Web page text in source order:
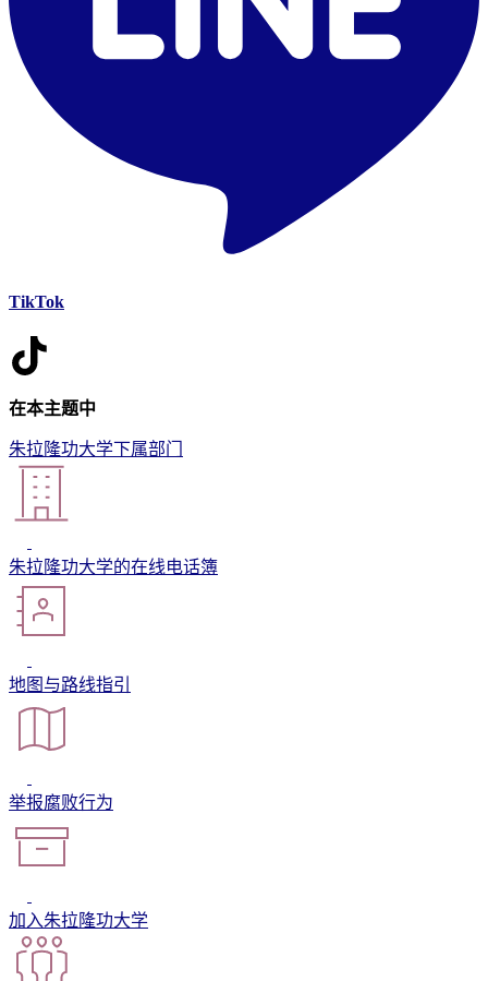
TikTok
在本主题中
朱拉隆功大学下属部门
朱拉隆功大学的在线电话簿
地图与路线指引
举报腐败行为
加入朱拉隆功大学